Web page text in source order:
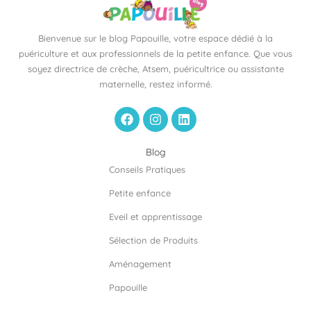
Bienvenue sur le blog Papouille, votre espace dédié à la
puériculture et aux professionnels de la petite enfance. Que vous
soyez directrice de crèche, Atsem, puéricultrice ou assistante
maternelle, restez informé.
F
a
c
o
o
k
I
n
s
t
a
g
a
m
L
i
n
d
Blog
Conseils Pratiques
Petite enfance
Eveil et apprentissage
Sélection de Produits
Aménagement
Papouille